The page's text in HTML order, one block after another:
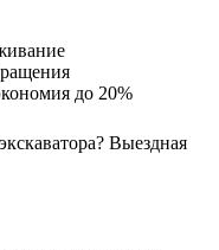
до 20%
Выездная